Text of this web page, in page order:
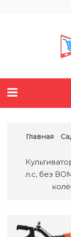
Главная
л.с, без